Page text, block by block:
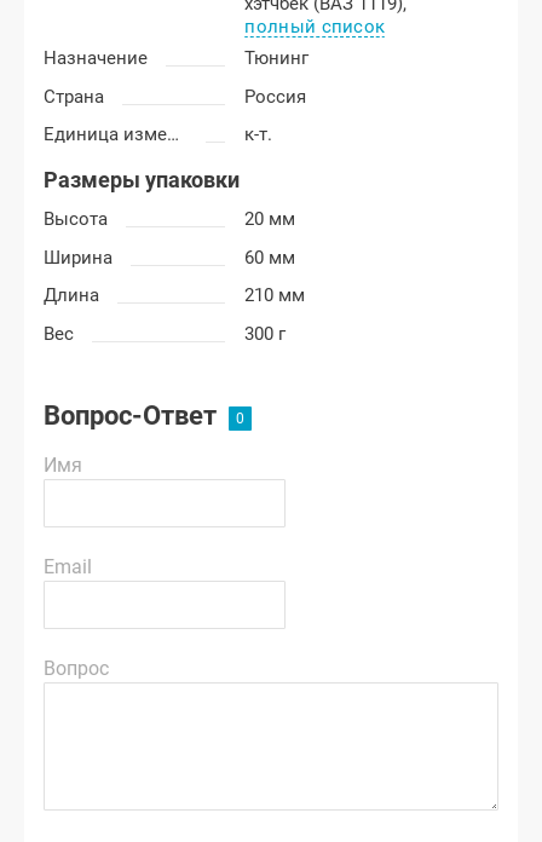
полный список
Назначение
Тюнинг
Страна
Россия
Единица измерения
к-т.
Размеры упаковки
Высота
20 мм
Ширина
60 мм
Длина
210 мм
Вес
300 г
Вопрос-Ответ
Имя
Email
Вопрос